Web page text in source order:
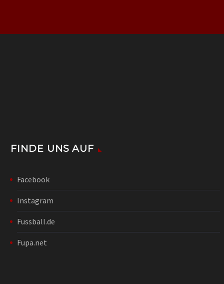
FINDE UNS AUF
Facebook
Instagram
Fussball.de
Fupa.net